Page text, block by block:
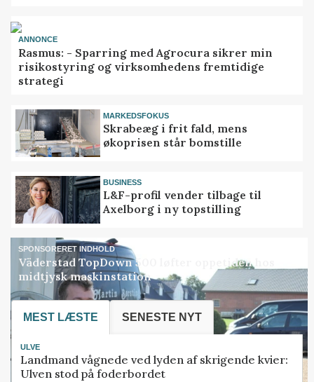
ANNONCE
Rasmus: - Sparring med Agrocura sikrer min
risikostyring og virksomhedens fremtidige
strategi
MARKEDSFOKUS
Skrabeæg i frit fald, mens
økoprisen står bomstille
BUSINESS
L&F-profil vender tilbage til
Axelborg i ny topstilling
SPONSORERET INDHOLD
Väderstad TopDown 500 løfter oppetiden hos
midtjysk maskinstation
MEST LÆSTE SENESTE NYT
ULVE
Landmand vågnede ved lyden af skrigende kvier:
Ulven stod på foderbordet